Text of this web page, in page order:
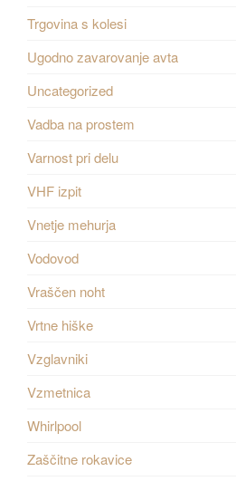
Trgovina s kolesi
Ugodno zavarovanje avta
Uncategorized
Vadba na prostem
Varnost pri delu
VHF izpit
Vnetje mehurja
Vodovod
Vraščen noht
Vrtne hiške
Vzglavniki
Vzmetnica
Whirlpool
Zaščitne rokavice